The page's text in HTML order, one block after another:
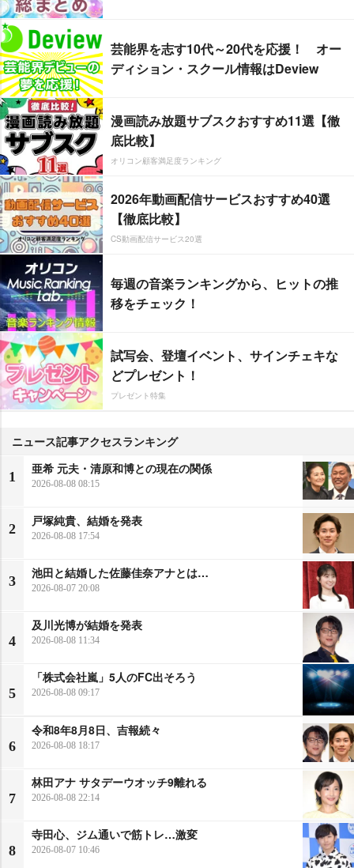
芸能界を志す10代～20代を応援！ オー
ディション・スクール情報はDeview
漫画読み放題サブスクおすすめ11選【徹
底比較】
オリコン顧客満足度ランキング
2026年動画配信サービスおすすめ40選
【徹底比較】
CS動画配信サービス20選
毎週の音楽ランキングから、ヒットの推
移をチェック！
試写会、登壇イベント、サインチェキな
どプレゼント！
プレゼント特集
ニュース記事アクセスランキング
1
亜希 元夫・清原和博との現在の関係
2026-08-08 08:15
2
戸塚純貴、結婚を発表
2026-08-08 17:54
3
池田と結婚した佐藤佳奈アナとは…
2026-08-07 20:08
4
及川光博が結婚を発表
2026-08-08 11:34
5
「株式会社嵐」5人のFC出そろう
2026-08-08 09:17
6
令和8年8月8日、吉報続々
2026-08-08 18:17
7
林田アナ サタデーウオッチ9離れる
2026-08-08 22:14
8
寺田心、ジム通いで筋トレ…激変
2026-08-07 10:46